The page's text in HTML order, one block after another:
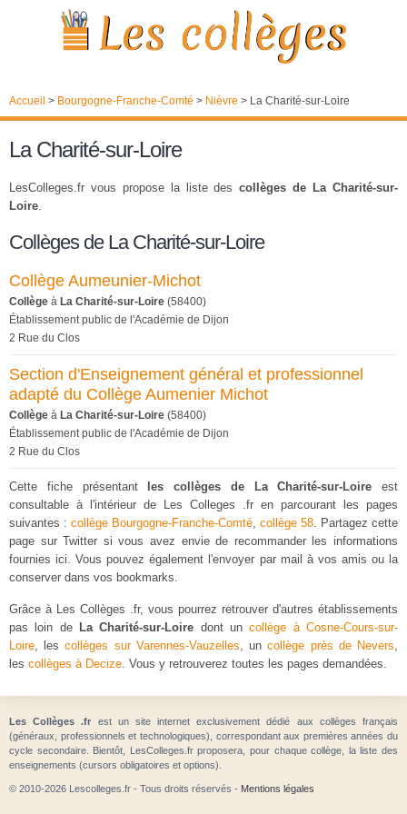
Accueil > Bourgogne-Franche-Comté > Nièvre > La Charité-sur-Loire
La Charité-sur-Loire
LesColleges.fr vous propose la liste descollèges de La Charité-sur-
Loire.
Collèges de La Charité-sur-Loire
Collège Aumeunier-Michot
Collège à La Charité-sur-Loire (58400)
Établissement public de l'Académie de Dijon
2 Rue du Clos
Section d'Enseignement général et professionnel
adapté du Collège Aumenier Michot
Collège à La Charité-sur-Loire (58400)
Établissement public de l'Académie de Dijon
2 Rue du Clos
Cette fiche présentant les collèges de La Charité-sur-Loire est
consultable à l'intérieur de Les Colleges .fr en parcourant les pages
suivantes : collège Bourgogne-Franche-Comté, collège 58. Partagez cette
page sur Twitter si vous avez envie de recommander les informations
fournies ici. Vous pouvez également l'envoyer par mail à vos amis ou la
conserver dans vos bookmarks.
Grâce à Les Collèges .fr, vous pourrez retrouver d'autres établissements
pas loin de La Charité-sur-Loire dont uncollège à Cosne-Cours-sur-
Loire, lescollèges sur Varennes-Vauzelles, uncollège près de Nevers,
les collèges à Decize. Vous y retrouverez toutes les pages demandées.
Les Collèges .fr est un site internet exclusivement dédié aux collèges français
(généraux, professionnels et technologiques), correspondant aux premières années du
cycle secondaire. Bientôt, LesColleges.fr proposera, pour chaque collège, la liste des
enseignements (cursors obligatoires et options).
© 2010-2026 Lescolleges.fr - Tous droits réservés - Mentions légales